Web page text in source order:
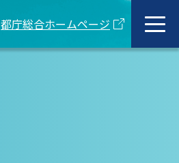
都庁総合ホームページ